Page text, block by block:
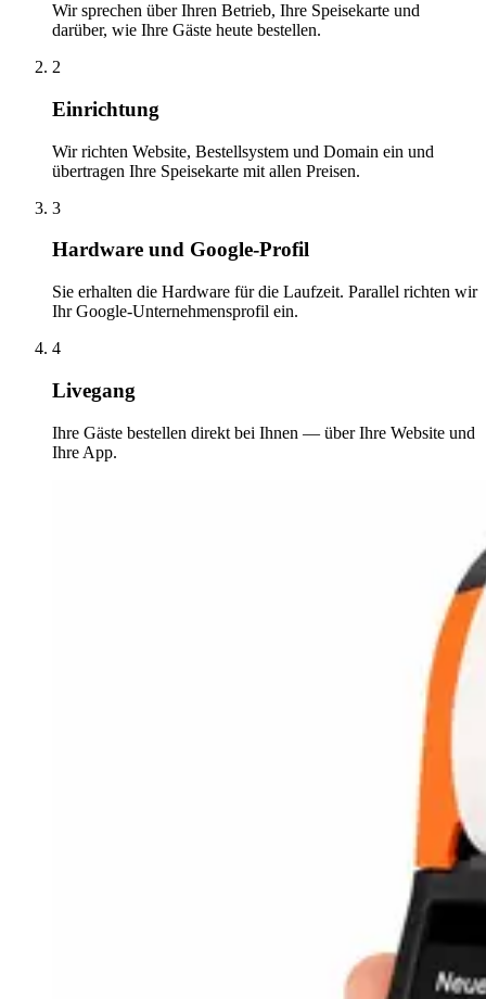
Wir sprechen über Ihren Betrieb, Ihre Speisekarte und
darüber, wie Ihre Gäste heute bestellen.
2
Einrichtung
Wir richten Website, Bestellsystem und Domain ein und
übertragen Ihre Speisekarte mit allen Preisen.
3
Hardware und Google-Profil
Sie erhalten die Hardware für die Laufzeit. Parallel richten wir
Ihr Google-Unternehmensprofil ein.
4
Livegang
Ihre Gäste bestellen direkt bei Ihnen — über Ihre Website und
Ihre App.